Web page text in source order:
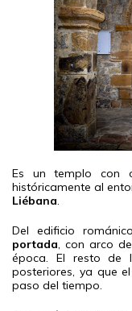
Es un templo con
históricamente al
Liébana.
Del edificio
portada, con arco
época. El resto de
posteriores, ya que
paso del tiempo.